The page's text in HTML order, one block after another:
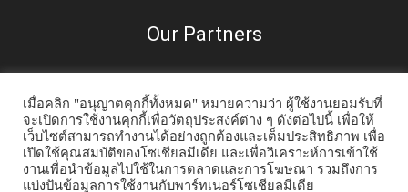
Our Partners
เมื่อคลิก "อนุญาตคุกกี้ทั้งหมด" หมายความว่า ผู้ใช้งานยอมรับที่
จะเปิดการใช้งานคุกกี้เพื่อวัตถุประสงค์ต่าง ๆ ดังต่อไปนี้ เพื่อให้
เว็บไซต์สามารถทำงานได้อย่างถูกต้องและเต็มประสิทธิภาพ เพื่อ
เปิดใช้คุณสมบัติของโซเชียลมีเดีย และเพื่อวิเคราะห์การเข้าใช้
งานเพื่อนำข้อมูลไปใช้ในการตลาดและการโฆษณา รวมถึงการ
แบ่งปันข้อมูลการใช้งานกับพาร์ทเนอร์โซเชียลมีเดีย